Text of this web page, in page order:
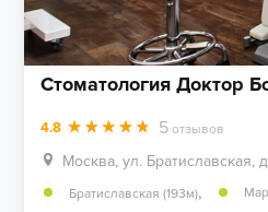
Стоматология Доктор
4.8 5 отзывов
Москва, ул. Братиславская,
Братиславская (193м),